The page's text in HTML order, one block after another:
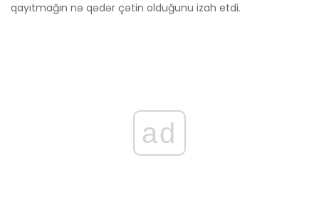
qayıtmağın nə qədər çətin olduğunu izah etdi.
ad